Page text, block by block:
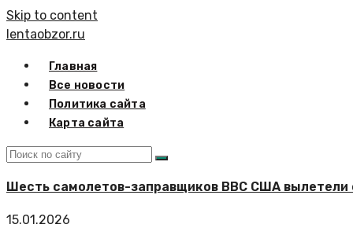
Skip to content
lentaobzor.ru
Главная
Все новости
Политика сайта
Карта сайта
Шесть самолетов-заправщиков ВВС США вылетели
15.01.2026